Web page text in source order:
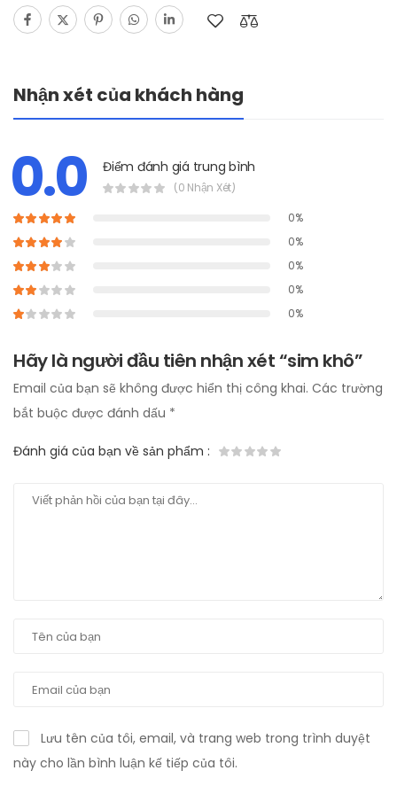
Nhận xét của khách hàng
0.0 Điểm đánh giá trung bình
(0 Nhận Xét)
0%
0%
0%
0%
0%
Hãy là người đầu tiên nhận xét “sim khô”
Email của bạn sẽ không được hiển thị công khai. Các trường
bắt buộc được đánh dấu *
Đánh giá của bạn về sản phẩm :
Lưu tên của tôi, email, và trang web trong trình duyệt
này cho lần bình luận kế tiếp của tôi.